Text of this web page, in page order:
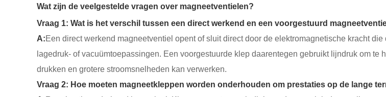
Wat zijn de veelgestelde vragen over magneetventielen?
Vraag 1: Wat is het verschil tussen een direct werkend en een voorgestuurd
A:Een direct werkend magneetventiel opent of sluit direct door de elektromagnetische kracht
lagedruk- of vacuümtoepassingen. Een voorgestuurde klep daarentegen gebruikt lijndruk om
drukken en grotere stroomsnelheden kan verwerken.
Vraag 2: Hoe moeten magneetkleppen worden onderhouden om prestaties op de lange